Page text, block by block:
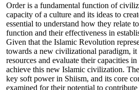
Order is a fundamental function of
capacity of a culture and its ideas to
essential to understand how they relate
function and their effectiveness in
Given that the Islamic Revolution
towards a new civilizational paradigm, it
resources and evaluate their capacities
achieve this new Islamic civilization.
key soft power in Shiism, and its core
examined for their potential to